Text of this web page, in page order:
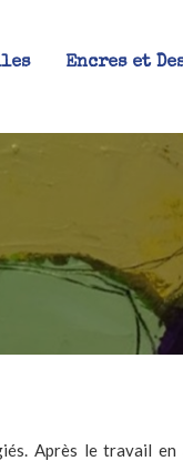
Encres et
Après le travail